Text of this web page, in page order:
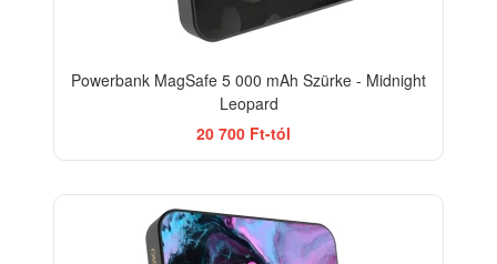
Powerbank MagSafe 5 000 mAh Szürke - Midnight
Leopard
20 700 Ft-tól